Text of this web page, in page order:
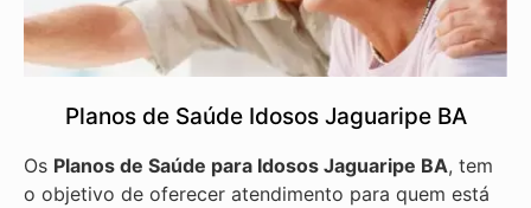
Planos de Saúde Idosos Jaguaripe BA
Os Planos de Saúde para Idosos Jaguaripe BA, tem
o objetivo de oferecer atendimento para quem está